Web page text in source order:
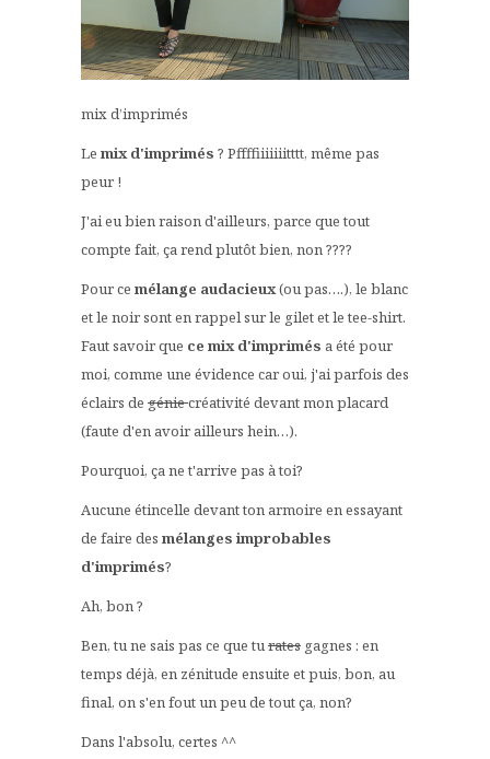
mix d’imprimés
Le mix d'imprimés ? Pffffiiiiiiitttt, même pas
peur !
J'ai eu bien raison d'ailleurs, parce que tout
compte fait, ça rend plutôt bien, non ????
Pour ce mélange audacieux(ou pas….), le blanc
et le noir sont en rappel sur le gilet et le tee-shirt.
Faut savoir que ce mix d'imprimés a été pour
moi, comme une évidence car oui, j'ai parfois des
éclairs de géniecréativité devant mon placard
(faute d'en avoir ailleurs hein…).
Pourquoi, ça ne t'arrive pas à toi?
Aucune étincelle devant ton armoire en essayant
de faire des mélanges improbables
d'imprimés?
Ah, bon ?
Ben, tu ne sais pas ce que turates gagnes : en
temps déjà, en zénitude ensuite et puis, bon, au
final, on s'en fout un peu de tout ça, non?
Dans l'absolu, certes ^^